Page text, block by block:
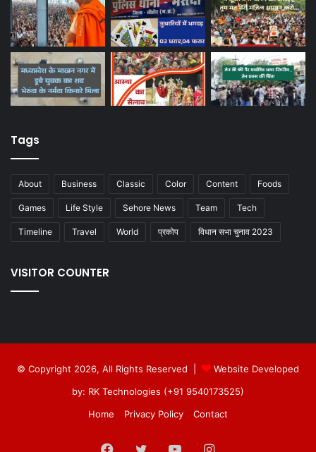
Tags
About Business Classic Color Content Foods
Games Life Style Sehore News Team Tech
Timeline Travel World प्रकोप विधान सभा चुनाव 2023
VISITOR COUNTER
© Copyright 2026, All Rights Reserved |
Website Developed
by: RK Technologies (+91 9540173525)
Home
Privacy Policy Contact
Facebook
Twitter YouTubeInstagram